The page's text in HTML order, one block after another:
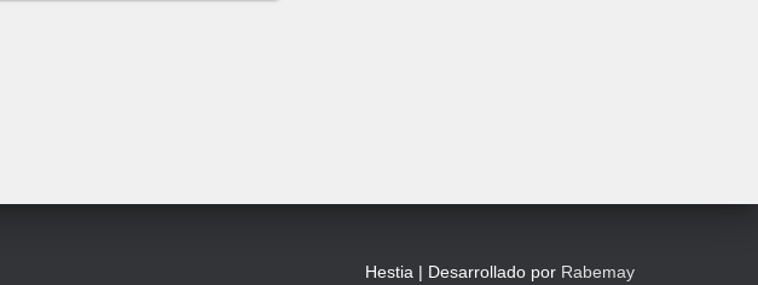
Hestia | Desarrollado por Rabemay